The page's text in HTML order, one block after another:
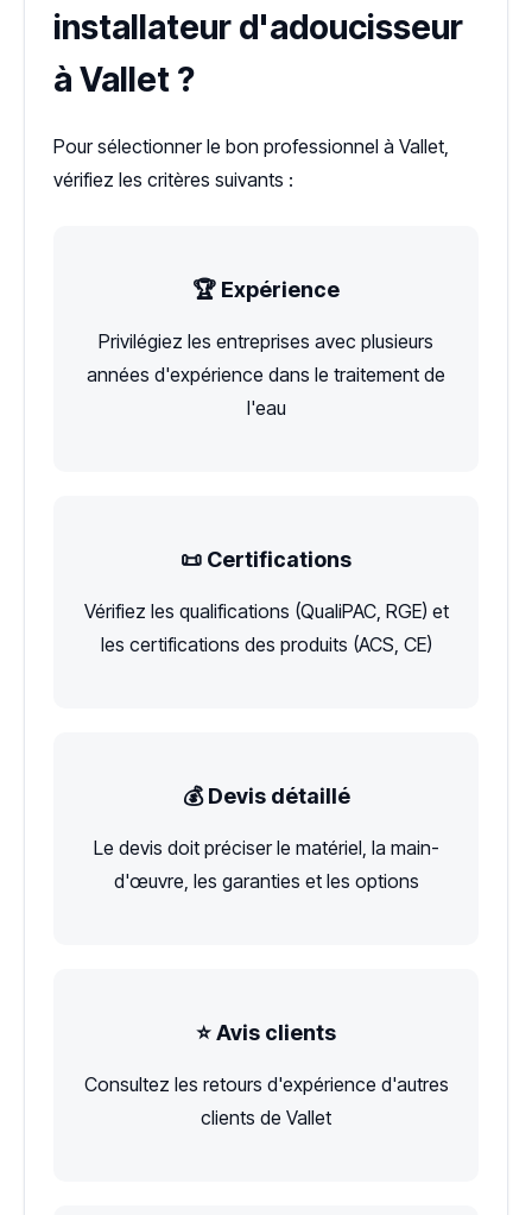
installateur d'adoucisseur
à Vallet ?
Pour sélectionner le bon professionnel à Vallet,
vérifiez les critères suivants :
🏆 Expérience
Privilégiez les entreprises avec plusieurs
années d'expérience dans le traitement de
l'eau
📜 Certifications
Vérifiez les qualifications (QualiPAC, RGE) et
les certifications des produits (ACS, CE)
💰 Devis détaillé
Le devis doit préciser le matériel, la main-
d'œuvre, les garanties et les options
⭐ Avis clients
Consultez les retours d'expérience d'autres
clients de Vallet